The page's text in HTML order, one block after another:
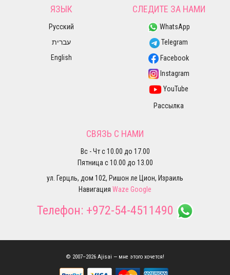
ЯЗЫК
Русский
עברית
English
СЛЕДИТЕ ЗА НАМИ
WhatsApp
Telegram
Facebook
Instagram
YouTube
Рассылка
СВЯЗЬ С НАМИ
Вс - Чт с 10.00 до 17.00
Пятница с 10.00 до 13.00
ул. Герцль, дом 102, Ришон ле Цион, Израиль
Навигация Waze Google
Телефон: +972-54-4511490
© 2007–2026 Ajisai — мне этого хочется!